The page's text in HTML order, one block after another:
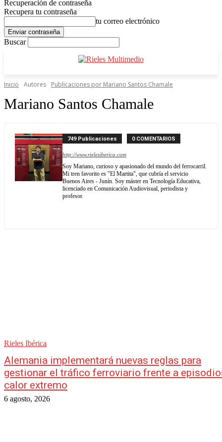
Recuperación de contraseña
Recupera tu contraseña
tu correo electrónico
Buscar
Inicio Autores Publicaciones por Mariano Santos Chamale
Mariano Santos Chamale
749 Publicaciones 0 COMENTARIOS
http://www.rielesiberica.com
Soy Mariano, curioso y apasionado del mundo del ferrocarril.
Mi tren favorito es "El Martita", que cubría el servicio
Buenos Aires - Junín. Soy máster en Tecnología Educativa,
licenciado en Comunicación Audiovisual, periodista y
profesor.
Rieles Ibérica
Alemania implementará nuevas reglas para
gestionar el tráfico ferroviario frente a
calor extremo
6 agosto, 2026